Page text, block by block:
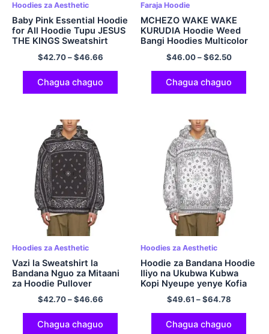
Hoodies za Aesthetic
Baby Pink Essential Hoodie
for All Hoodie Tupu JESUS ​​
THE KINGS Sweatshirt
Cozy Comfort Polyester
Pullover Hoodie
Streetwear Hoodie
$42.70–$46.66
Chagua chaguo
Faraja Hoodie
MCHEZO WAKE WAKE
KURUDIA Hoodie Weed
Bangi Hoodies Multicolor
$46.00–$62.50
Chagua chaguo
Hoodies za Aesthetic
Vazi la Sweatshirt la
Bandana Nguo za Mitaani
za Hoodie Pullover
Polyester Hoodie kwa
Wanaume na Wanawake
$42.70–$46.66
Chagua chaguo
Hoodies za Aesthetic
Hoodie za Bandana Hoodie
Iliyo na Ukubwa Kubwa
Kopi Nyeupe yenye Kofia
ya Sweatshirt ya Hip Hop
Hoodi ya Umoja wa Ulaya
ya Nguo za Polyester za
Comfort
$49.61 –$64.78
Chagua chaguo